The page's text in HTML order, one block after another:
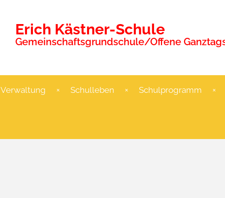
Erich Kästner-Schule
Gemeinschaftsgrundschule/Offene
Verwaltung Schulleben Schulprogramm